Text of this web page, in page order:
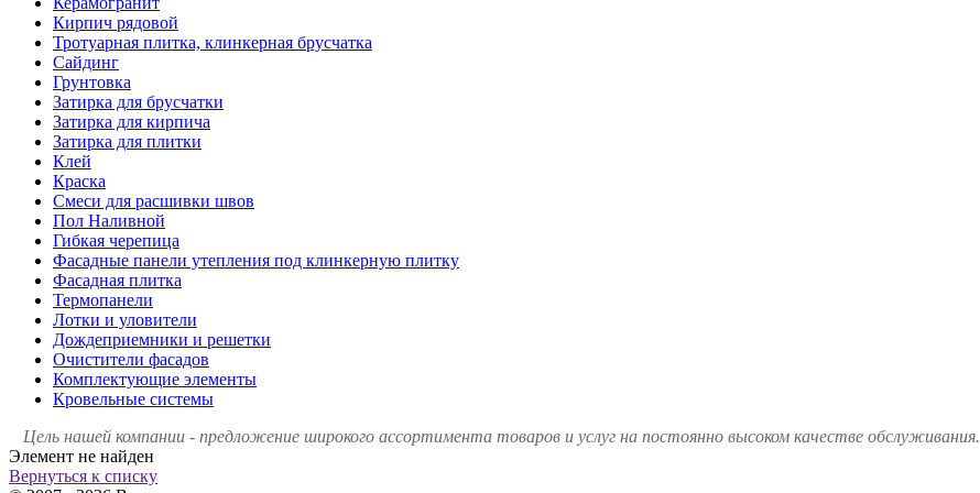
Кирпич рядовой
Тротуарная плитка, клинкерная брусчатка
Сайдинг
Грунтовка
Затирка для брусчатки
Затирка для кирпича
Затирка для плитки
Клей
Краска
Смеси для расшивки швов
Пол Наливной
Гибкая черепица
Фасадные панели утепления под клинкерную плитку
Фасадная плитка
Термопанели
Лотки и уловители
Дождеприемники и решетки
Очистители фасадов
Комплектующие элементы
Кровельные системы
Цель нашей компании - предложение широкого ассортимента товаров и услуг на постоянно высоком качестве обслуживания.
Элемент не найден
Вернуться к списку